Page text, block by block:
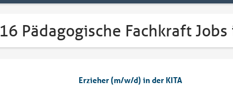
16 Pädagogische Fachkraft
Erzieher (m/w/d) in der KITA